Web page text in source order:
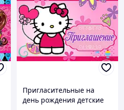
Пригласительные на
день рождения детские